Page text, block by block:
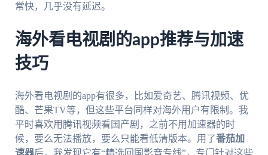
常快，几乎没有延迟。
海外看电视剧的app推荐与加速
技巧
海外看电视剧的app有很多，比如爱奇艺、腾讯视频、优
酷、芒果TV等，但这些平台同样对海外用户有限制。我
平时喜欢用腾讯视频看国产剧，之前不用加速器的时
候，要么无法播放，要么只能看低清版本。用了番茄加